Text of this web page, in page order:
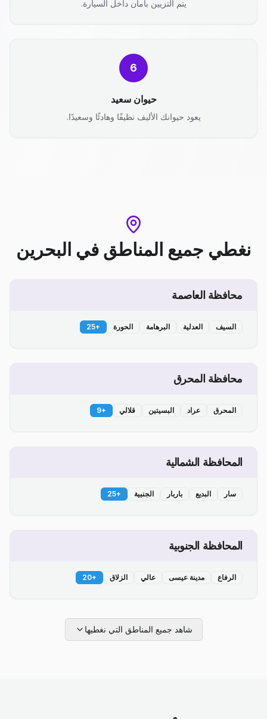
يتم التزيين بأمان داخل السيارة.
6
حيوان سعيد
يعود حيوانك الأليف نظيفًا وهادئًا وسعيدًا.
نغطي جميع المناطق في البحرين
محافظة العاصمة
السيف العدلية البرهامة الحورة +
25
محافظة المحرق
المحرق عراد البسيتين قلالي +
9
المحافظة الشمالية
سار البديع باربار الجنبية +
25
المحافظة الجنوبية
الرفاع مدينة عيسى عالي الزلاق +
20
شاهد جميع المناطق التي نغطيها